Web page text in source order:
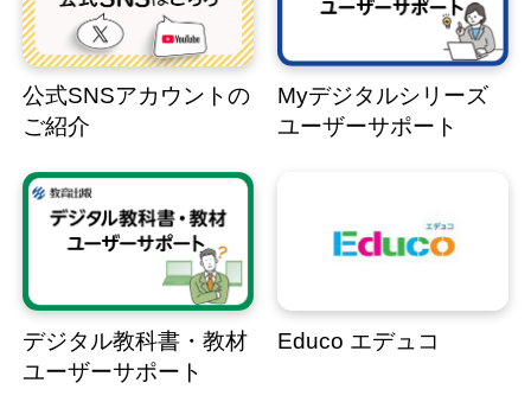
公式SNSアカウントの
ご紹介
Myデジタルシリーズ
ユーザーサポート
デジタル教科書・教材
ユーザーサポート
Educo エデュコ